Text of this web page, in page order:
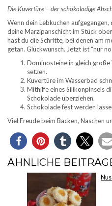
Die Kuvertüre – der schokoladige
Wenn dein Lebkuchen
deine Marzipanschicht im Stück
hast du die Schritte, bei denen am
getan. Glückwunsch. Jetzt ist “nur
Dominosteine in gleich
setzen.
Kuvertüre im Wasserbad
Mithilfe eines Silikonpinsels
Schokolade überziehen.
Schokolade fest werden
Viel Freude beim Backen, Naschen
ÄHNLICHE